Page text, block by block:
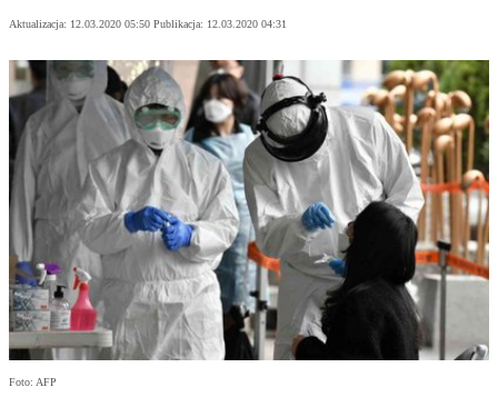
Aktualizacja: 12.03.2020 05:50 Publikacja: 12.03.2020 04:31
Foto: AFP